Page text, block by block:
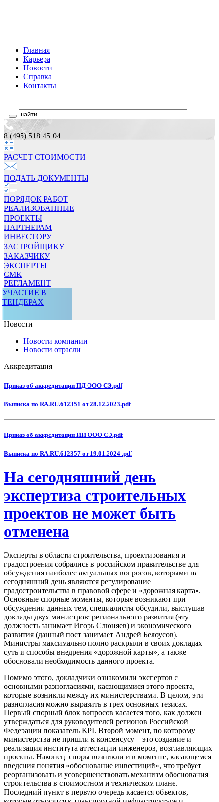
Главная
Карьера
Новости
Справка
Контакты
8 (495) 518-45-04
РАСЧЕТ СТОИМОCТИ
ПОДАТЬ ДОКУМЕНТЫ
ПОРЯДОК РАБОТ
РЕАЛИЗОВАННЫЕ
ПРОЕКТЫ
ПАРТНЕРАМ
ИНВЕСТОРУ
ЗАСТРОЙЩИКУ
ЗАКАЗЧИКУ
ЭКСПЕРТЫ
СМК
РЕГЛАМЕНТ
УЧАСТИЕ В
ТЕНДЕРАХ
Новости
Новости компании
Новости отрасли
Аккредитация
Приказ об аккредитации ПД ООО СЭ.pdf
Выписка по RA.RU.612351 от 28.12.2023.pdf
Приказ об аккредитации ИИ ООО СЭ.pdf
Выписка по RA.RU.612357 от 19.01.2024 .pdf
На сегодняшний день
экспертиза строительных
проектов не может быть
отменена
Эксперты в области строительства, проектирования и
градостроения собрались в российском правительстве для
обсуждения наиболее актуальных вопросов, которыми на
сегодняшний день являются регулирование
градостроительства в правовой сфере и «дорожная карта».
Основные спорные моменты, которые возникают при
обсуждении данных тем, специалисты обсудили, выслушав
доклады двух министров: регионального развития (эту
должность занимает Игорь Слюняев) и экономического
развития (данный пост занимает Андрей Белоусов).
Министры максимально полно раскрыли в своих докладах
суть и способы внедрения «дорожной карты», а также
обосновали необходимость данного проекта.
Помимо этого, докладчики ознакомили экспертов с
основными разногласиями, касающимися этого проекта,
которые возникли между их министерствами. В целом, эти
разногласия можно выразить в трех основных тезисах.
Первый спорный блок вопросов касается того, как должен
утверждаться для руководителей регионов Российской
Федерации показатель KPI. Второй момент, по которому
министерства не пришли к консенсусу – это создание и
реализация института аттестации инженеров, возглавляющих
проекты. Наконец, споры возникли и в моменте, касающемся
введения понятия «обоснование инвестиций», что требует
реорганизовать и усовершенствовать механизм обоснования
строительства в стоимостном и техническом плане.
Последний пункт в первую очередь касается объектов,